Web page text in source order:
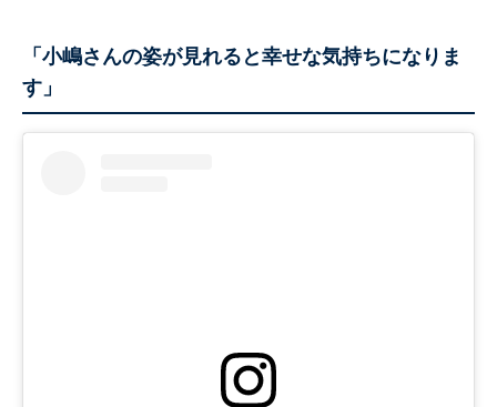
「小嶋さんの姿が見れると幸せな気持ちになりま
す」